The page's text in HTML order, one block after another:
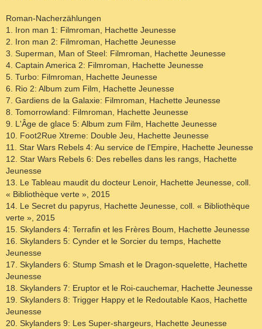
Roman-Nacherzählungen
1. Iron man 1: Filmroman, Hachette Jeunesse
2. Iron man 2: Filmroman, Hachette Jeunesse
3. Superman, Man of Steel: Filmroman, Hachette Jeunesse
4. Captain America 2: Filmroman, Hachette Jeunesse
5. Turbo: Filmroman, Hachette Jeunesse
6. Rio 2: Album zum Film, Hachette Jeunesse
7. Gardiens de la Galaxie: Filmroman, Hachette Jeunesse
8. Tomorrowland: Filmroman, Hachette Jeunesse
9. L'Âge de glace 5: Album zum Film, Hachette Jeunesse
10. Foot2Rue Xtreme: Double Jeu, Hachette Jeunesse
11. Star Wars Rebels 4: Au service de l'Empire, Hachette Jeunesse
12. Star Wars Rebels 6: Des rebelles dans les rangs, Hachette
Jeunesse
13. Le Tableau maudit du docteur Lenoir, Hachette Jeunesse, coll.
« Bibliothèque verte », 2015
14. Le Secret du papyrus, Hachette Jeunesse, coll. « Bibliothèque
verte », 2015
15. Skylanders 4: Terrafin et les Frères Boum, Hachette Jeunesse
16. Skylanders 5: Cynder et le Sorcier du temps, Hachette
Jeunesse
17. Skylanders 6: Stump Smash et le Dragon-squelette, Hachette
Jeunesse
18. Skylanders 7: Eruptor et le Roi-cauchemar, Hachette Jeunesse
19. Skylanders 8: Trigger Happy et le Redoutable Kaos, Hachette
Jeunesse
20. Skylanders 9: Les Super-shargeurs, Hachette Jeunesse